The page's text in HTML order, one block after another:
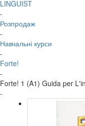
LINGUIST
-
Розпродаж
-
Навчальні курси
-
Forte!
-
Forte! 1 (A1) Guida per
-